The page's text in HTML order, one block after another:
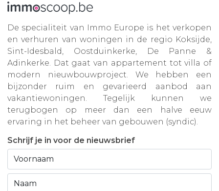
De specialiteit van Immo Europe is het verkopen
en verhuren van woningen in de regio Koksijde,
Sint-Idesbald, Oostduinkerke, De Panne &
Adinkerke. Dat gaat van appartement tot villa of
modern nieuwbouwproject. We hebben een
bijzonder ruim en gevarieerd aanbod aan
vakantiewoningen. Tegelijk kunnen we
terugbogen op meer dan een halve eeuw
ervaring in het beheer van gebouwen (syndic).
Schrijf je in voor de nieuwsbrief